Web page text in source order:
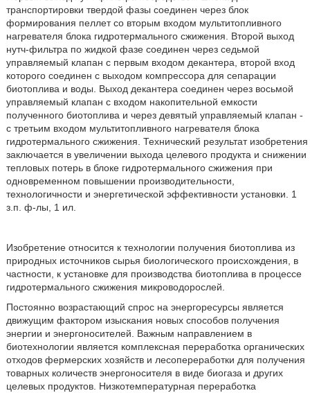
транспортировки твердой фазы соединен через блок
формирования пеллет со вторым входом мультитопливного
нагревателя блока гидротермального сжижения. Второй выход
нутч-фильтра по жидкой фазе соединен через седьмой
управляемый клапан с первым входом декантера, второй вход
которого соединен с выходом компрессора для сепарации
биотоплива и воды. Выход декантера соединен через восьмой
управляемый клапан с входом накопительной емкости
полученного биотоплива и через девятый управляемый клапан -
с третьим входом мультитопливного нагревателя блока
гидротермального сжижения. Технический результат изобретения
заключается в увеличении выхода целевого продукта и снижении
тепловых потерь в блоке гидротермального сжижения при
одновременном повышении производительности,
технологичности и энергетической эффективности установки. 1
з.п. ф-лы, 1 ил.
Изобретение относится к технологии получения биотоплива из
природных источников сырья биологического происхождения, в
частности, к установке для производства биотоплива в процессе
гидротермального сжижения микроводорослей.
Постоянно возрастающий спрос на энергоресурсы является
движущим фактором изыскания новых способов получения
энергии и энергоносителей. Важным направлением в
биотехнологии является комплексная переработка органических
отходов фермерских хозяйств и лесопереработки для получения
товарных количеств энергоносителя в виде биогаза и других
целевых продуктов. Низкотемпературная переработка